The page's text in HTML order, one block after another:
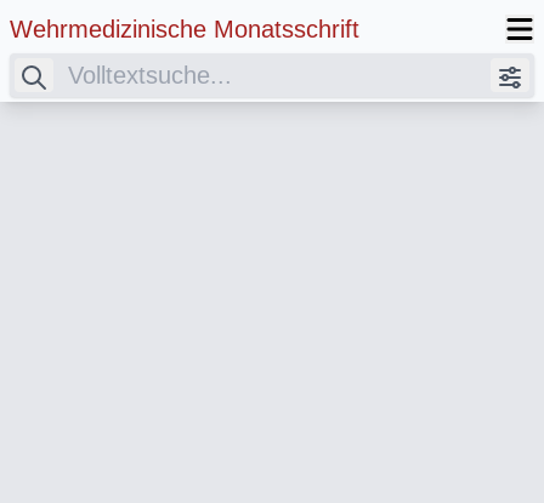
Wehrmedizinische Monatsschrift